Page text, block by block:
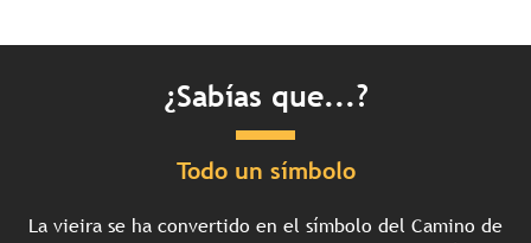
¿Sabías que...?
Todo un símbolo
La vieira se ha convertido en el símbolo del Camino de